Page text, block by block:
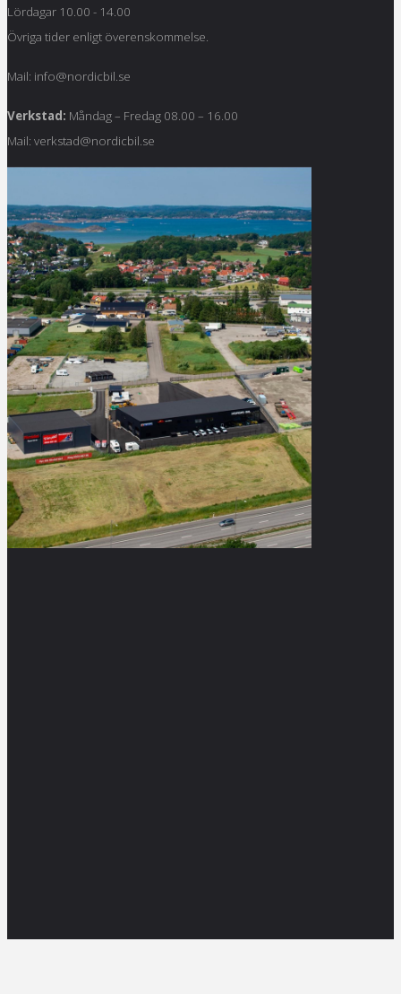
Lördagar 10.00 - 14.00
Övriga tider enligt överenskommelse.
Mail: info@nordicbil.se
Verkstad: Måndag – Fredag 08.00 – 16.00
Mail: verkstad@nordicbil.se